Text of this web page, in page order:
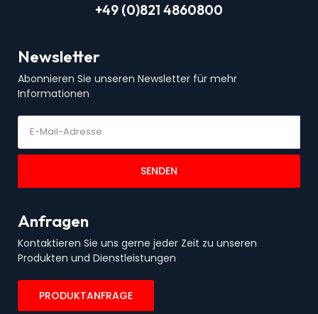
+49 (0)821 4860800
Newsletter
Abonnieren Sie unseren Newsletter für mehr
Informationen
SENDEN
Anfragen
Kontaktieren Sie uns gerne jeder Zeit zu unseren
Produkten und Dienstleistungen
PRODUKTANFRAGE